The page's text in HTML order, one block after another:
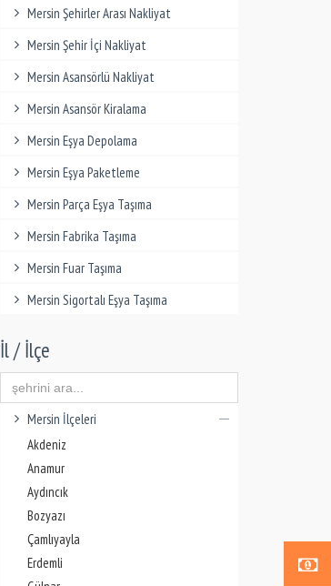
Mersin Şehirler Arası Nakliyat
Mersin Şehir İçi Nakliyat
Mersin Asansörlü Nakliyat
Mersin Asansör Kiralama
Mersin Eşya Depolama
Mersin Eşya Paketleme
Mersin Parça Eşya Taşıma
Mersin Fabrika Taşıma
Mersin Fuar Taşıma
Mersin Sigortalı Eşya Taşıma
İl / İlçe
Mersin İlçeleri
Akdeniz
Anamur
Aydıncık
Bozyazı
Çamlıyayla
Erdemli